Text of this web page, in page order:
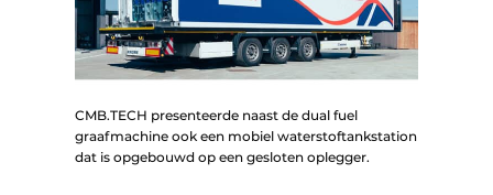
CMB.TECH presenteerde naast de dual fuel
graafmachine ook een mobiel waterstoftankstation
dat is opgebouwd op een gesloten oplegger.